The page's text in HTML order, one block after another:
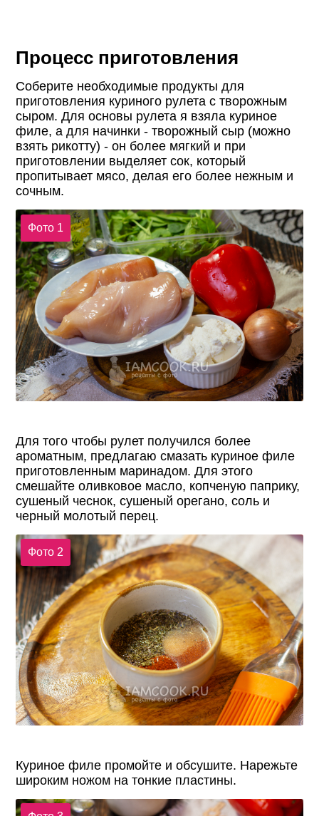
Процесс приготовления
Соберите необходимые продукты для
приготовления куриного рулета с творожным
сыром. Для основы рулета я взяла куриное
филе, а для начинки - творожный сыр (можно
взять рикотту) - он более мягкий и при
приготовлении выделяет сок, который
пропитывает мясо, делая его более нежным и
сочным.
Фото 1
Для того чтобы рулет получился более
ароматным, предлагаю смазать куриное филе
приготовленным маринадом. Для этого
смешайте оливковое масло, копченую паприку,
сушеный чеснок, сушеный орегано, соль и
черный молотый перец.
Фото 2
Куриное филе промойте и обсушите. Нарежьте
широким ножом на тонкие пластины.